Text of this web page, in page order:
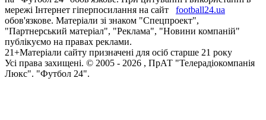
мережі Інтернет гіперпосилання на сайт
football24.ua
обов'язкове. Матеріали зі знаком "Спецпроект",
"Партнерський матеріал", "Реклама", "Новини компаній"
публікуємо на правах реклами.
21+Матеріали сайту призначені для осіб старше 21 року
Усi права захищенi. © 2005 - 2026 , ПрАТ "Телерадіокомпанія
Люкс". "Футбол 24".